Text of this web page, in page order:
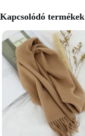
Kapcsolódó termékek